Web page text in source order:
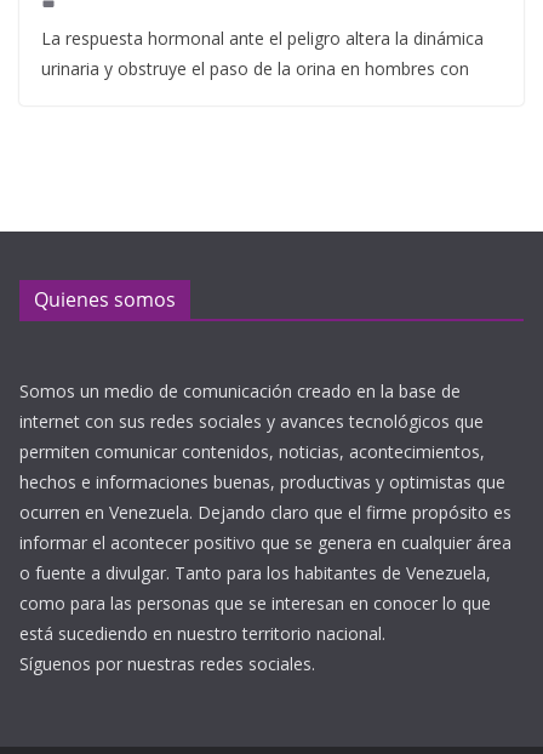
La respuesta hormonal ante el peligro altera la dinámica
urinaria y obstruye el paso de la orina en hombres con
Quienes somos
Somos un medio de comunicación creado en la base de
internet con sus redes sociales y avances tecnológicos que
permiten comunicar contenidos, noticias, acontecimientos,
hechos e informaciones buenas, productivas y optimistas que
ocurren en Venezuela. Dejando claro que el firme propósito es
informar el acontecer positivo que se genera en cualquier área
o fuente a divulgar. Tanto para los habitantes de Venezuela,
como para las personas que se interesan en conocer lo que
está sucediendo en nuestro territorio nacional.
Síguenos por nuestras redes sociales.